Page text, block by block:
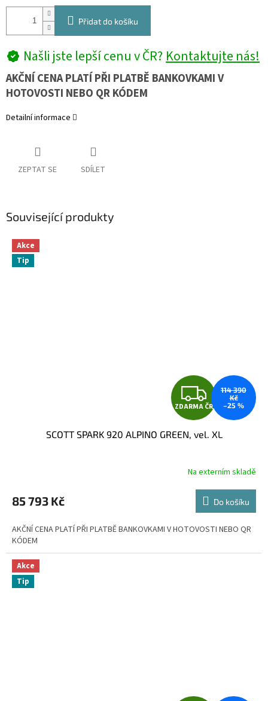
Přidat do košíku
Našli jste lepší cenu v ČR?Kontaktujte nás!
AKČNÍ CENA PLATÍ PŘI PLATBĚ BANKOVKAMI V
HOTOVOSTI NEBO QR KÓDEM
Detailní informace
ZEPTAT SE SDÍLET
Související produkty
Akce
Tip
Z
D
A
R
M
A
ZDARMA ČR
114 390
Kč
–25 %
SCOTT SPARK 920 ALPINO GREEN, vel. XL
Na externím skladě
85 793 Kč Do košíku
AKČNÍ CENA PLATÍ PŘI PLATBĚ BANKOVKAMI V HOTOVOSTI NEBO QR
KÓDEM
Akce
Tip